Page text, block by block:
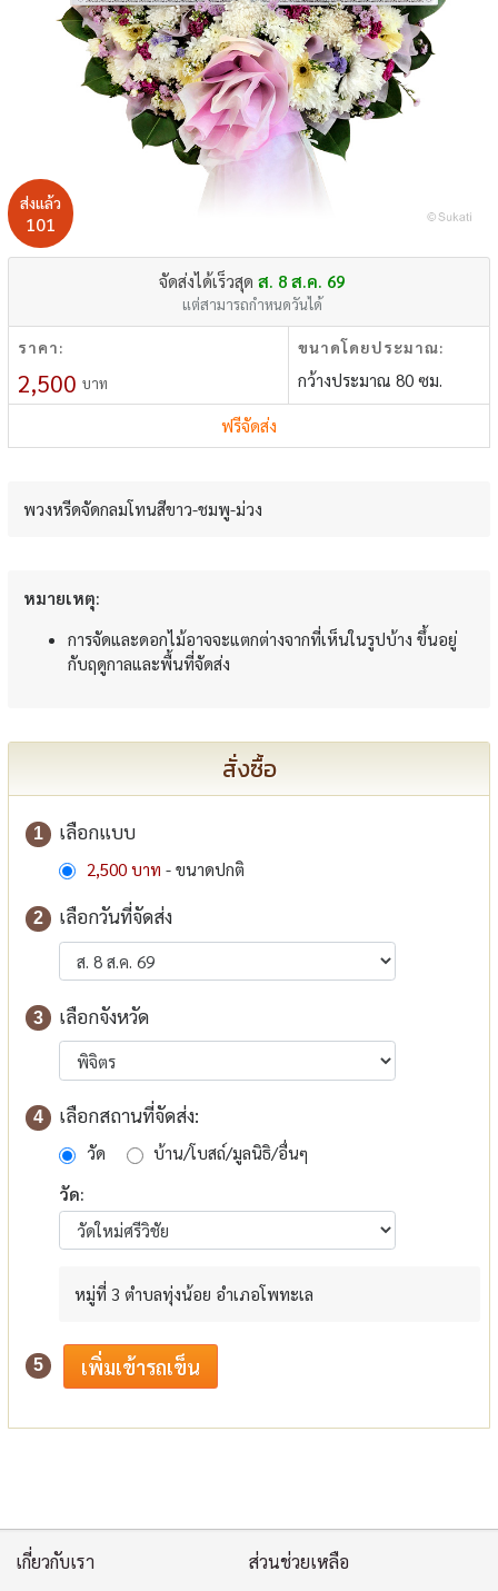
ส่งแล้ว
101
จัดส่งได้เร็วสุด ส. 8 ส.ค. 69
แต่สามารถกำหนดวันได้
ราคา:
2,500 บาท
ขนาดโดยประมาณ:
กว้างประมาณ 80 ซม.
ฟรีจัดส่ง
พวงหรีดจัดกลมโทนสีขาว-ชมพู-ม่วง
หมายเหตุ:
การจัดและดอกไม้อาจจะแตกต่างจากที่เห็นในรูปบ้าง ขึ้นอยู่
กับฤดูกาลและพื้นที่จัดส่ง
สั่งซื้อ
1 เลือกแบบ
2,500 บาท - ขนาดปกติ
2 เลือกวันที่จัดส่ง
3 เลือกจังหวัด
4 เลือกสถานที่จัดส่ง:
วัด
บ้าน/โบสถ์/มูลนิธิ/อื่นๆ
วัด:
หมู่ที่ 3 ตำบลทุ่งน้อย อำเภอโพทะเล
5
เกี่ยวกับเรา ส่วนช่วยเหลือ